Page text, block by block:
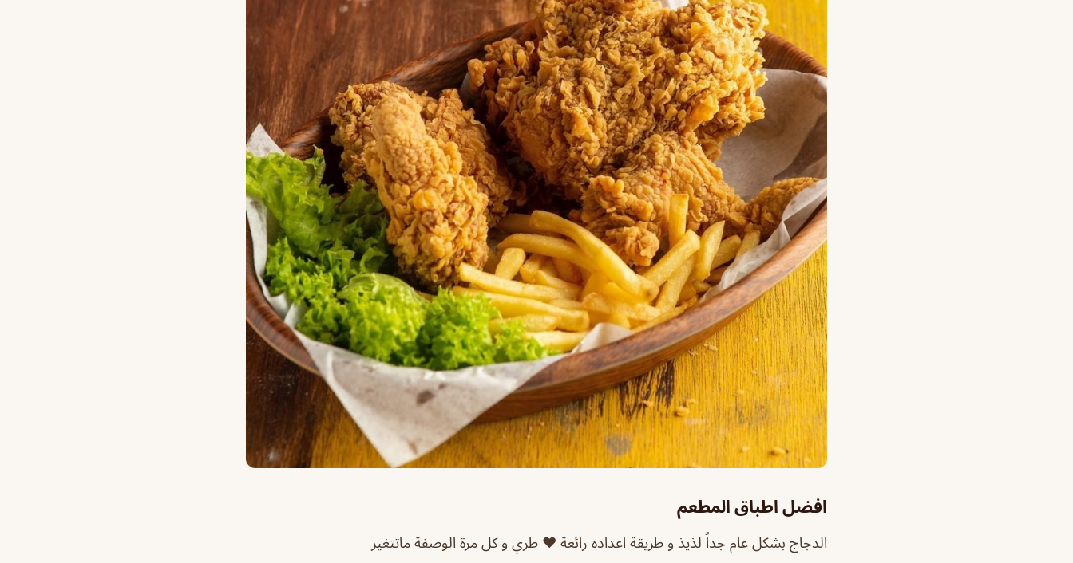
افضل اطباق المطعم
الدجاج بشكل عام جداً لذيذ و طريقة اعداده رائعة ♥️ طري و كل مرة الوصفة ماتتغير